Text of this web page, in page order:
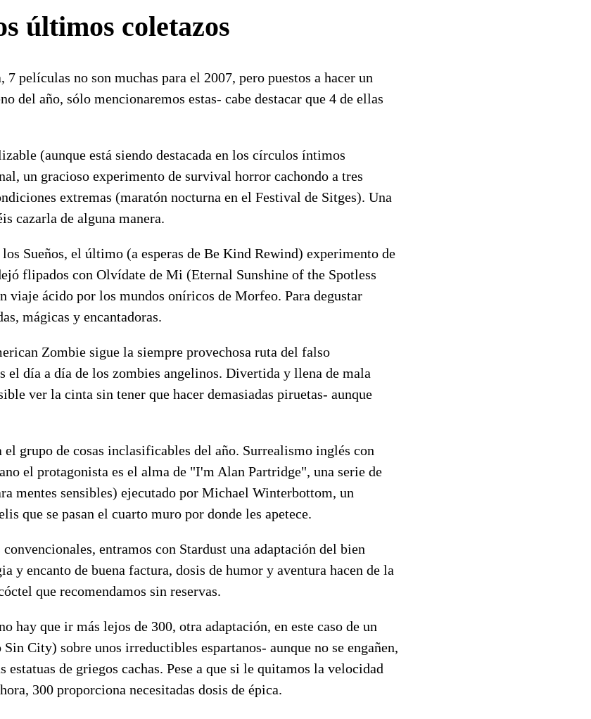
últimos coletazos
películas no son muchas para el 2007, pero puestos a hacer un
del año, sólo mencionaremos estas- cabe destacar que 4 de ellas
(aunque está siendo destacada en los círculos íntimos
un gracioso experimento de survival horror cachondo a tres
extremas (maratón nocturna en el Festival de Sitges). Una
cazarla de alguna manera.
Sueños, el último (a esperas de Be Kind Rewind) experimento de
flipados con Olvídate de Mi (Eternal Sunshine of the Spotless
ácido por los mundos oníricos de Morfeo. Para degustar
mágicas y encantadoras.
Zombie sigue la siempre provechosa ruta del falso
el día a día de los zombies angelinos. Divertida y llena de mala
ver la cinta sin tener que hacer demasiadas piruetas- aunque
grupo de cosas inclasificables del año. Surrealismo inglés con
el protagonista es el alma de "I'm Alan Partridge", una serie de
mentes sensibles) ejecutado por Michael Winterbottom, un
que se pasan el cuarto muro por donde les apetece.
entramos con Stardust una adaptación del bien
y encanto de buena factura, dosis de humor y aventura hacen de la
que recomendamos sin reservas.
hay que ir más lejos de 300, otra adaptación, en este caso de un
City) sobre unos irreductibles espartanos- aunque no se engañen,
de griegos cachas. Pese a que si le quitamos la velocidad
300 proporciona necesitadas dosis de épica.